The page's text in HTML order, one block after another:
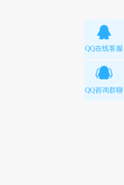
QQ在线客服
QQ咨询群聊